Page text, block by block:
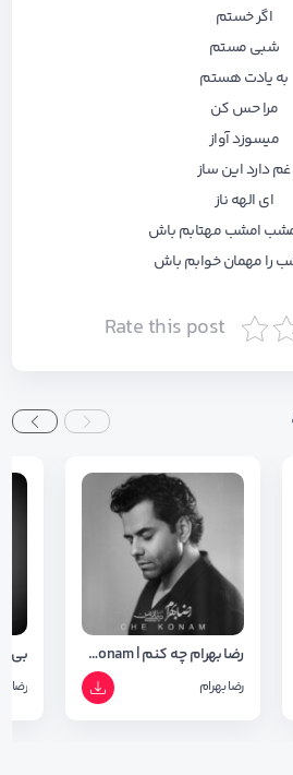
اگر خستم
شبی مستم
به یادت هستم
مرا حس کن
میسوزد آواز
غم دارد این ساز
ای الهه ناز
امشب مهتابم باش
را مهمان خوابم باش
Rate this post
رضا بهرام چه کنم | Reza Bahram Che Konam
رضا بهرام
بی
رضا